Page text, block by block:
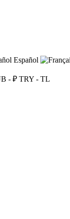
Español
- ₽ TRY - TL